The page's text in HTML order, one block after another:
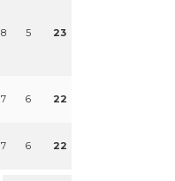
8 5 23
7 6 22
7 6 22